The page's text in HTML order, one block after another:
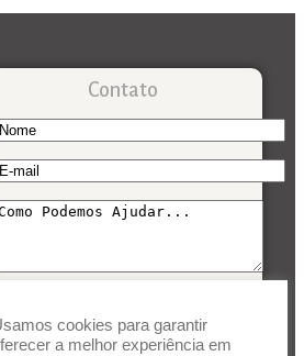
Contato
cookies para garantir
a melhor experiência em